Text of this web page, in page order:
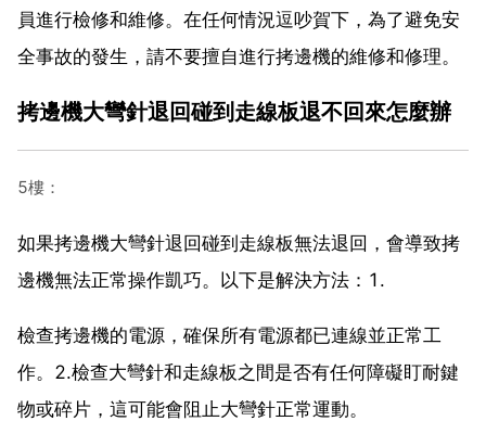
員進行檢修和維修。在任何情況逗吵賀下，為了避免安
全事故的發生，請不要擅自進行拷邊機的維修和修理。
拷邊機大彎針退回碰到走線板退不回來怎麼辦
5樓：
如果拷邊機大彎針退回碰到走線板無法退回，會導致拷
邊機無法正常操作凱巧。以下是解決方法：1.
檢查拷邊機的電源，確保所有電源都已連線並正常工
作。2.檢查大彎針和走線板之間是否有任何障礙盯耐鍵
物或碎片，這可能會阻止大彎針正常運動。